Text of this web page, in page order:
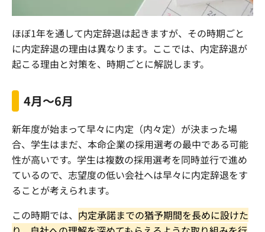
ほぼ1年を通して内定辞退は起きますが、その時期ごと
に内定辞退の理由は異なります。ここでは、内定辞退が
起こる理由と対策を、時期ごとに解説します。
4月〜6月
新年度が始まって早々に内定（内々定）が決まった場
合、学生はまだ、本命企業の採用選考の最中である可能
性が高いです。学生は複数の採用選考を同時並行で進め
ているので、志望度の低い会社へは早々に内定辞退をす
ることが考えられます。
この時期では、 内定承諾までの猶予期間を長めに設けた